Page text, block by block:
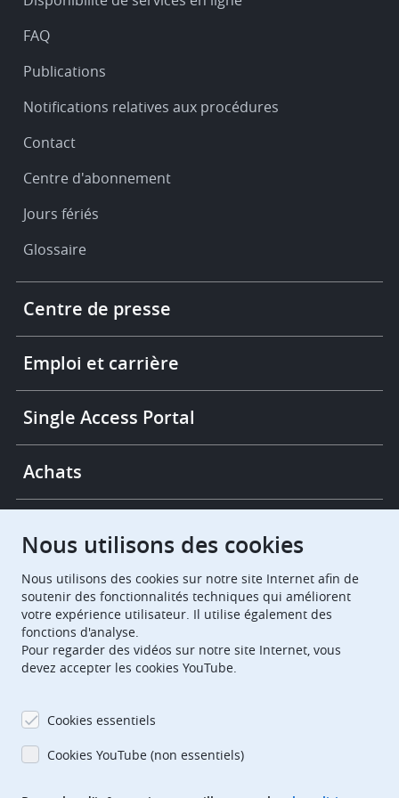
support
FAQ
Publications
Notifications relatives aux procédures
Contact
Centre d'abonnement
Jours fériés
Glossaire
More
links
Centre de presse
Emploi et carrière
Single Access Portal
Achats
European Patent Office EPO Jobs
EuropeanPatentOffice
EPOorg EPOjobs
Nous utilisons des cookies
Nous utilisons des cookies sur notre site Internet afin de
soutenir des fonctionnalités techniques qui améliorent
votre expérience utilisateur. Il utilise également des
fonctions d'analyse.
Pour regarder des vidéos sur notre site Internet, vous
devez accepter les cookies YouTube.
Cookies essentiels
Cookies YouTube (non essentiels)